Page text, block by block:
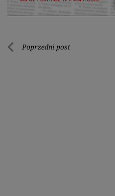
Nawigacja
Poprzedni post